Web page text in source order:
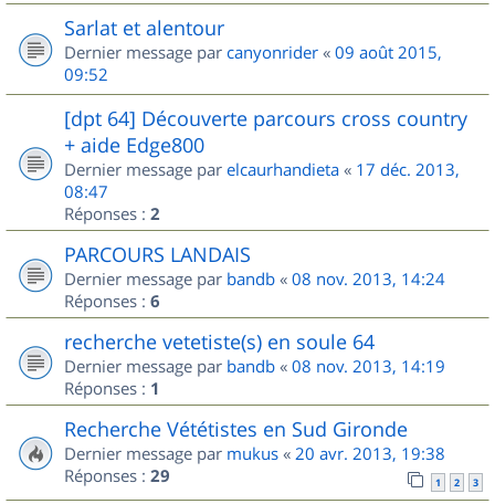
Sarlat et alentour
Dernier message par canyonrider « 09 août 2015,
09:52
[dpt 64] Découverte parcours cross country
+ aide Edge800
Dernier message par elcaurhandieta « 17 déc. 2013,
08:47
Réponses : 2
PARCOURS LANDAIS
Dernier message par bandb « 08 nov. 2013, 14:24
Réponses : 6
recherche vetetiste(s) en soule 64
Dernier message par bandb « 08 nov. 2013, 14:19
Réponses : 1
Recherche Vététistes en Sud Gironde
Dernier message par mukus « 20 avr. 2013, 19:38
Réponses : 29 1 2 3